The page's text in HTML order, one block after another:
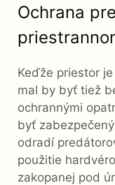
Ochrana
Keďže priestor
mal by byť tiež
ochrannými
byť
odradí
použitie
zakopanej pod